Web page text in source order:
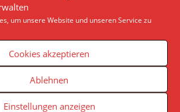
um unsere Website und unseren Service zu
Cookies akzeptieren
Ablehnen
Einstellungen anzeigen
warten den für die US-Zentralbank
ab. Da dieser aber
Freitag veröffentlich wird,
sich zurück.